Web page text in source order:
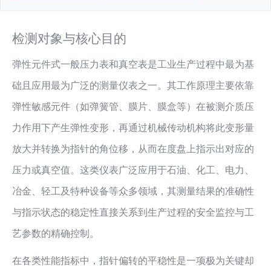
检测对象与核心目的
弹性元件式一般压力表和真空表是工业生产过程中最为基
础且应用最为广泛的测量仪表之一。其工作原理主要依靠
弹性敏感元件（如弹簧管、膜片、膜盒等）在被测介质压
力作用下产生弹性变形，再通过机械传动机构将此变形量
放大并转换为指针的角位移，从而在度盘上指示出对应的
压力或真空值。这类仪表广泛应用于石油、化工、电力、
冶金、轻工及特种设备等众多领域，其测量结果的准确性
与指示状态的稳定性直接关系到生产过程的安全监控与工
艺参数的精确控制。
在各类性能指标中，指针偏转的平稳性是一项极为关键却